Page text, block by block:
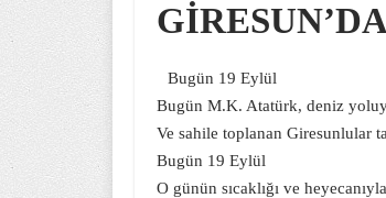
Bugün 19 Eylül
Bugün M.K. Atatürk, deniz
Ve sahile toplanan Giresunlular
Bugün 19 Eylül
O günün sıcaklığı ve